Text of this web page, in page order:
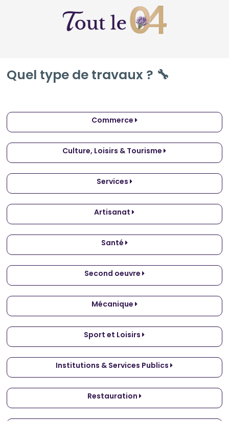
Quel type de travaux ? 🔧
Commerce
Culture, Loisirs & Tourisme
Services
Artisanat
Santé
Second oeuvre
Mécanique
Sport et Loisirs
Institutions & Services Publics
Restauration